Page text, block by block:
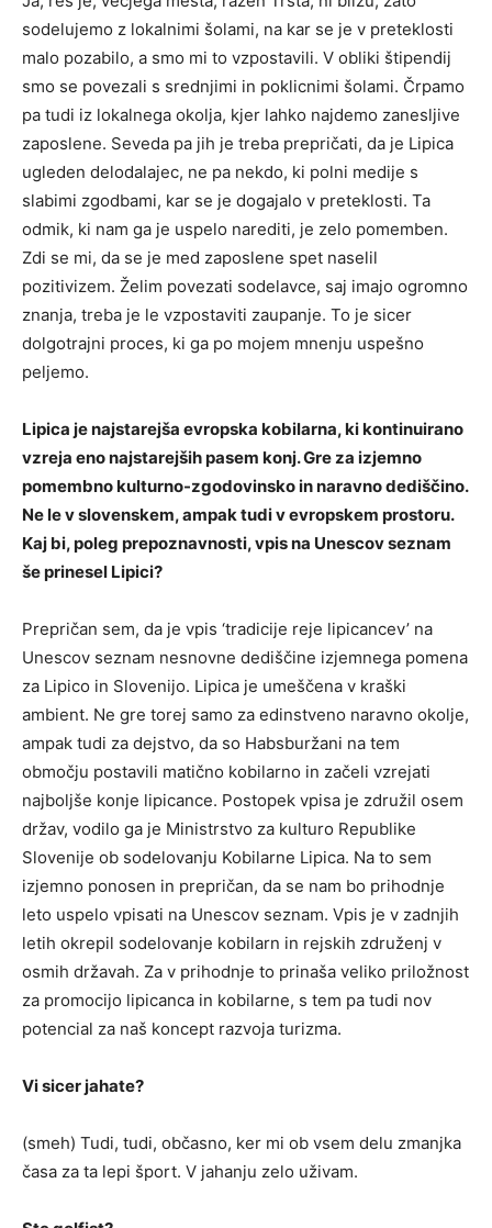
sodelujemo z lokalnimi šolami, na kar se je v preteklosti
malo pozabilo, a smo mi to vzpostavili. V obliki štipendij
smo se povezali s srednjimi in poklicnimi šolami. Črpamo
pa tudi iz lokalnega okolja, kjer lahko najdemo zanesljive
zaposlene. Seveda pa jih je treba prepričati, da je Lipica
ugleden delodalajec, ne pa nekdo, ki polni medije s
slabimi zgodbami, kar se je dogajalo v preteklosti. Ta
odmik, ki nam ga je uspelo narediti, je zelo pomemben.
Zdi se mi, da se je med zaposlene spet naselil
pozitivizem. Želim povezati sodelavce, saj imajo ogromno
znanja, treba je le vzpostaviti zaupanje. To je sicer
dolgotrajni proces, ki ga po mojem mnenju uspešno
peljemo.
Lipica je najstarejša evropska kobilarna, ki kontinuirano
vzreja eno najstarejših pasem konj. Gre za izjemno
pomembno kulturno-zgodovinsko in naravno dediščino.
Ne le v slovenskem, ampak tudi v evropskem prostoru.
Kaj bi, poleg prepoznavnosti, vpis na Unescov seznam
še prinesel Lipici?
Prepričan sem, da je vpis ‘tradicije reje lipicancev’ na
Unescov seznam nesnovne dediščine izjemnega pomena
za Lipico in Slovenijo. Lipica je umeščena v kraški
ambient. Ne gre torej samo za edinstveno naravno okolje,
ampak tudi za dejstvo, da so Habsburžani na tem
območju postavili matično kobilarno in začeli vzrejati
najboljše konje lipicance. Postopek vpisa je združil osem
držav, vodilo ga je Ministrstvo za kulturo Republike
Slovenije ob sodelovanju Kobilarne Lipica. Na to sem
izjemno ponosen in prepričan, da se nam bo prihodnje
leto uspelo vpisati na Unescov seznam. Vpis je v zadnjih
letih okrepil sodelovanje kobilarn in rejskih združenj v
osmih državah. Za v prihodnje to prinaša veliko priložnost
za promocijo lipicanca in kobilarne, s tem pa tudi nov
potencial za naš koncept razvoja turizma.
Vi sicer jahate?
(smeh) Tudi, tudi, občasno, ker mi ob vsem delu zmanjka
časa za ta lepi šport. V jahanju zelo uživam.